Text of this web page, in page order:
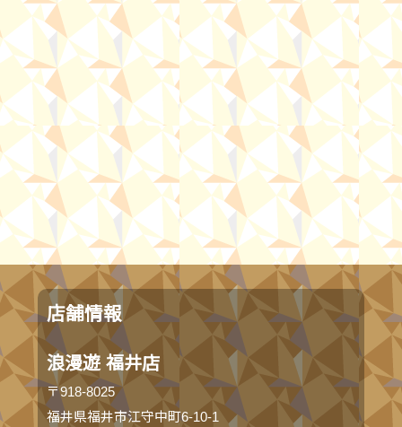
店舗情報
浪漫遊 福井店
〒918-8025
福井県福井市江守中町6-10-1